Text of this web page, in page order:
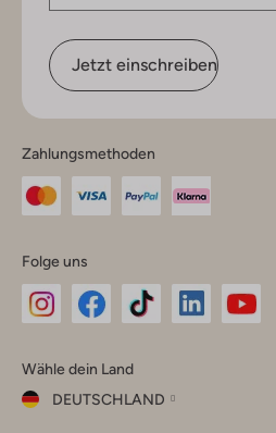
Jetzt einschreiben
Zahlungsmethoden
Folge uns
Instagram
Facebook
TikTok
Wähle dein Land
DEUTSCHLAND